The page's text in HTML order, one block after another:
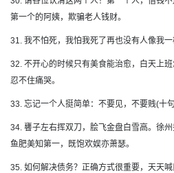
第一个的阿姨，欺骗老人钱财。
31. 我不怕死，我怕我死了再也没有人像我一
32. 不开心的时候只有美食能治愈，白天上
忍不住痛哭。
33. 忘记一个人挺简单：不要见，不要贱(十
34. 饔子左右挥双刀，脍飞金盘白雪高。徐
鱼肥美知第一，既饱欢娱亦萧瑟。
35. 如何解决债务？正确方式很重要，天天喊